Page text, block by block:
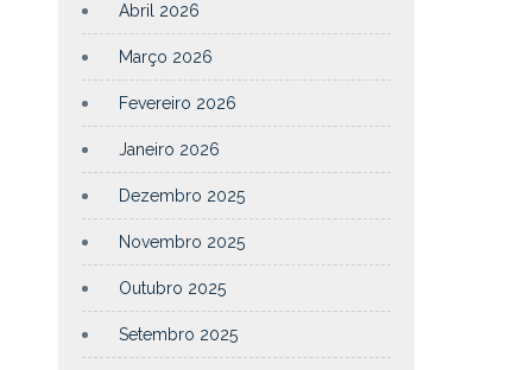
Abril 2026
Março 2026
Fevereiro 2026
Janeiro 2026
Dezembro 2025
Novembro 2025
Outubro 2025
Setembro 2025